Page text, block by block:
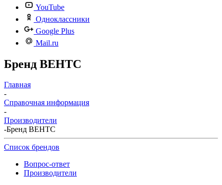
YouTube
Одноклассники
Google Plus
Mail.ru
Бренд ВЕНТС
Главная
-
Справочная информация
-
Производители
-Бренд ВЕНТС
Список брендов
Вопрос-ответ
Производители